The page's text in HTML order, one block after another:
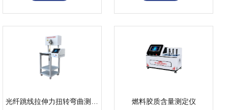
燃料胶质含量测定仪